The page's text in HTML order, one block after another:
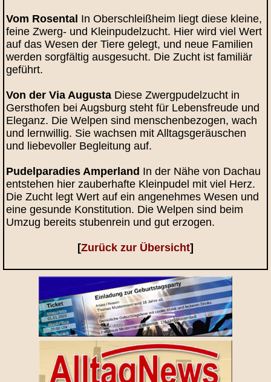
Vom Rosental In Oberschleißheim liegt diese kleine,
feine Zwerg- und Kleinpudelzucht. Hier wird viel Wert
auf das Wesen der Tiere gelegt, und neue Familien
werden sorgfältig ausgesucht. Die Zucht ist familiär
geführt.
Von der Via Augusta Diese Zwergpudelzucht in
Gersthofen bei Augsburg steht für Lebensfreude und
Eleganz. Die Welpen sind menschenbezogen, wach
und lernwillig. Sie wachsen mit Alltagsgeräuschen
und liebevoller Begleitung auf.
Pudelparadies Amperland In der Nähe von Dachau
entstehen hier zauberhafte Kleinpudel mit viel Herz.
Die Zucht legt Wert auf ein angenehmes Wesen und
eine gesunde Konstitution. Die Welpen sind beim
Umzug bereits stubenrein und gut erzogen.
[Zurück zur Übersicht]